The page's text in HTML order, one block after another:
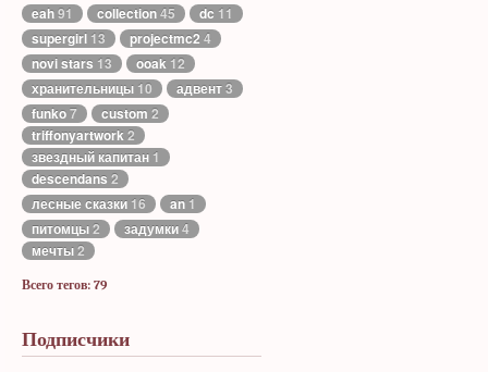
eah91 collection45 dc 11
supergirl 13 projectmc2 4
novi stars 13 ooak 12
хранительницы 10 адвент3
funko7 custom 2
triffonyartwork2
звездный капитан 1
descendans 2
лесные сказки 16 an 1
питомцы2 задумки4
мечты2
Всего тегов: 79
Подписчики